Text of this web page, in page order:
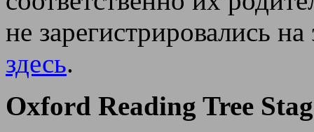
не зарегистрировались на
здесь.
Oxford Reading Tree